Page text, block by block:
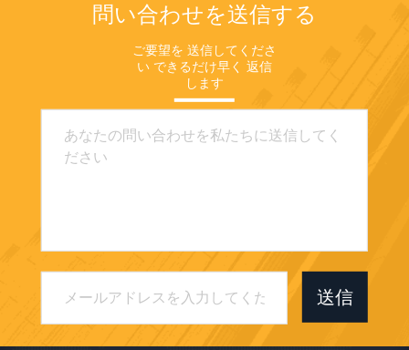
問い合わせを送信する
ご要望を 送信してくださ
い できるだけ早く 返信
します
送信